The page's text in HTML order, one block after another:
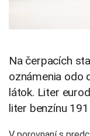
Na čerpacích
oznámenia odo
látok. Liter
liter benzínu